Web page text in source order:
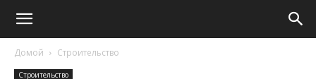
Домой Строительство
Строительство